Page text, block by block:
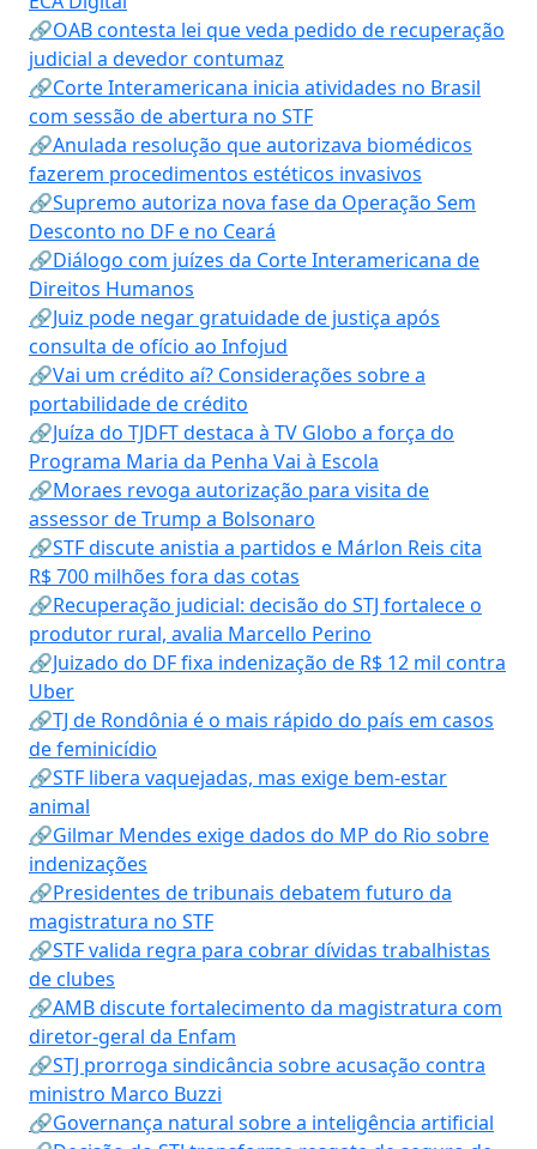
🔗OAB contesta lei que veda pedido de recuperação
judicial a devedor contumaz
🔗Corte Interamericana inicia atividades no Brasil
com sessão de abertura no STF
🔗Anulada resolução que autorizava biomédicos
fazerem procedimentos estéticos invasivos
🔗Supremo autoriza nova fase da Operação Sem
Desconto no DF e no Ceará
🔗Diálogo com juízes da Corte Interamericana de
Direitos Humanos
🔗Juiz pode negar gratuidade de justiça após
consulta de ofício ao Infojud
🔗Vai um crédito aí? Considerações sobre a
portabilidade de crédito
🔗Juíza do TJDFT destaca à TV Globo a força do
Programa Maria da Penha Vai à Escola
🔗Moraes revoga autorização para visita de
assessor de Trump a Bolsonaro
🔗STF discute anistia a partidos e Márlon Reis cita
R$ 700 milhões fora das cotas
🔗Recuperação judicial: decisão do STJ fortalece o
produtor rural, avalia Marcello Perino
🔗Juizado do DF fixa indenização de R$ 12 mil contra
Uber
🔗TJ de Rondônia é o mais rápido do país em casos
de feminicídio
🔗STF libera vaquejadas, mas exige bem-estar
animal
🔗Gilmar Mendes exige dados do MP do Rio sobre
indenizações
🔗Presidentes de tribunais debatem futuro da
magistratura no STF
🔗STF valida regra para cobrar dívidas trabalhistas
de clubes
🔗AMB discute fortalecimento da magistratura com
diretor-geral da Enfam
🔗STJ prorroga sindicância sobre acusação contra
ministro Marco Buzzi
🔗Governança natural sobre a inteligência artificial